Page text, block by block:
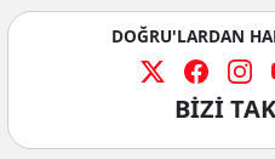
şahıs yakalandı.
DOĞRU'LARDAN
BİZİ